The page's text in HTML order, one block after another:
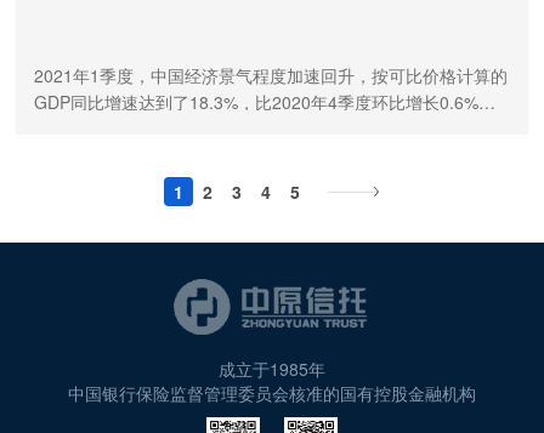
推动业务转型，以满足实体经济高质量发展和居民财富管理需
求
​2021年1季度，中国经济景气程度加速回升，按可比价格计算的
GDP同比增速达到了18.3%，比2020年4季度环比增长0.6%，
日益清晰。2021年1季度，信托资产规模继续下降，信托资产结
构、资金信托的投向和运用方式持续优化，信托业务转型取得
1 2 3 4 5
成立于1985年
中国银行保险监督管理委员会核准的国有控股金融机构